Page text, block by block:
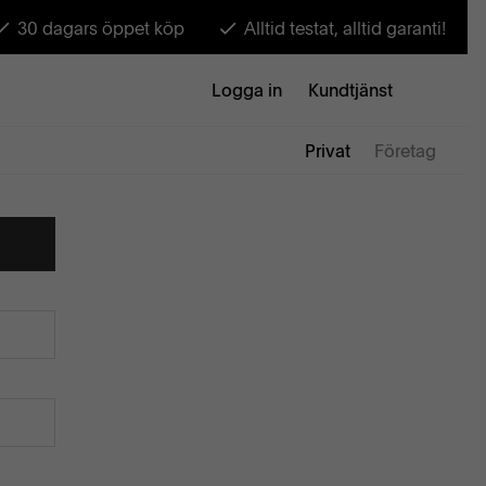
30 dagars öppet köp Alltid testat, alltid garanti!
Logga in Kundtjänst
Privat Företag